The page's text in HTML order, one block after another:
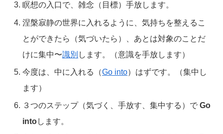
瞑想の入口で、雑念（目標）手放します。
涅槃寂静の世界に入れるように、気持ちを整えるこ
とができたら（気づいたら）、あとは対象のことだ
けに集中〜識別 します。（意識を手放します）
今度は、中に入れる（Go into）はずです。（集中し
ます）
３つのステップ（気づく、手放す、集中する）でGo
intoします。